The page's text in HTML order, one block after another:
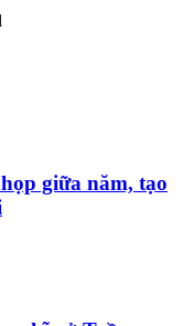
giữa năm, tạo